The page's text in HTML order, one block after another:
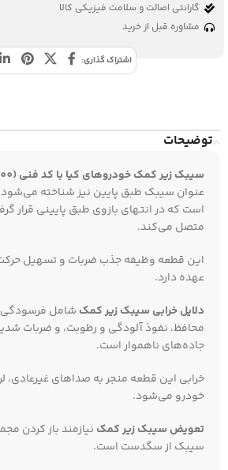
گارانتی اصالت و سلامت فیزیکی کالا
مشاوره قبل از خرید
اشتراک گذاری:
توضیحات
سیبک زیر کمک خودروهای کیا با کد فنی (517602G000)
عنوان سیبک طبق پایین نیز شناخته
است که در انتهای بازوی طبق پایینی قرار
متصل می‌کند.
این قطعه وظیفه جذب ضربات و تسهیل
عهده دارد.
دلایل خرابی سیبک زیر کمک شامل فرسودگی
محافظ، نفوذ آلودگی و رطوبت، و ضربات
جاده‌های ناهموار است.
خرابی این قطعه منجر به صداهای غیرعادی،
خودرو می‌شود.
تعویض سیبک زیر کمک نیازمند باز کردن
سیبک از سگدست است.